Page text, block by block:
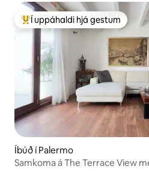
Í mestu uppáhaldi hjá gestum
Í uppáhaldi hjá gestum
Íbúð í Palermo
Samkoma á The Terrace View